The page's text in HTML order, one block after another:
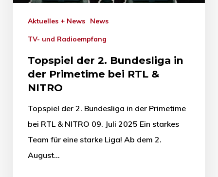
Aktuelles + News News
TV- und Radioempfang
Topspiel der 2. Bundesliga in
der Primetime bei RTL &
NITRO
Topspiel der 2. Bundesliga in der Primetime
bei RTL & NITRO 09. Juli 2025 Ein starkes
Team für eine starke Liga! Ab dem 2.
August…